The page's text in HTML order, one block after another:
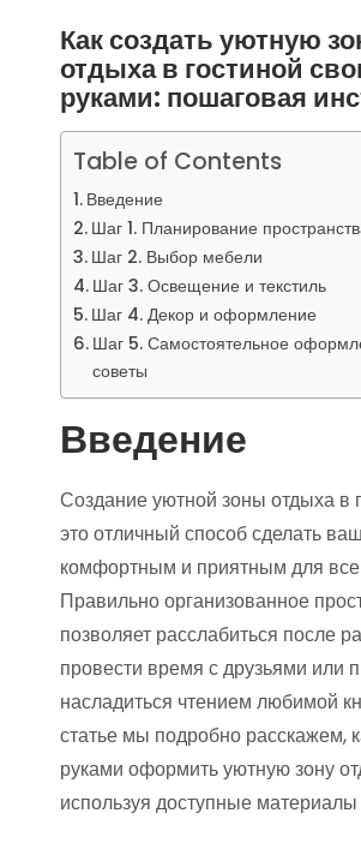
Как создать уютную
отдыха в гостиной
руками: пошаговая
Table of Contents
Введение
Шаг 1. Планирование
Шаг 2. Выбор мебели
Шаг 3. Освещение и текстиль
Шаг 4. Декор и оформление
Шаг 5. Самостоятельное
советы
Введение
Создание уютной зоны отдыха в
это отличный способ сделать
комфортным и приятным для
Правильно организованное
позволяет расслабиться после
провести время с друзьями или
насладиться чтением любимой
статье мы подробно расскажем,
руками оформить уютную зону
используя доступные